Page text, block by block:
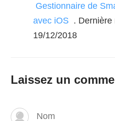
Gestionnaire de
avec iOS . Dernière
19/12/2018
Laissez un